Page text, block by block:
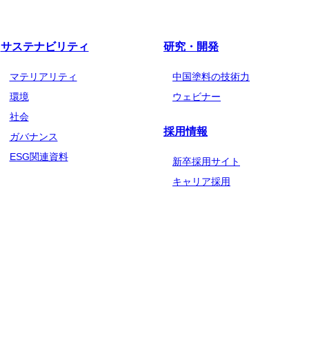
サステナビリティ
マテリアリティ
環境
社会
ガバナンス
ESG関連資料
研究・開発
中国塗料の技術力
ウェビナー
採用情報
新卒採用サイト
キャリア採用